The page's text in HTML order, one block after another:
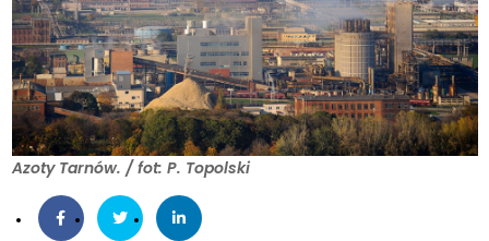
Azoty Tarnów. / fot: P. Topolski